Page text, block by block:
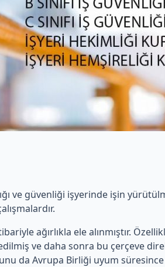
ve güvenliği işyerinde işin
ağırlıkla ele alınmıştır.
ve daha sonra bu çerçeve
da Avrupa Birliği uyum